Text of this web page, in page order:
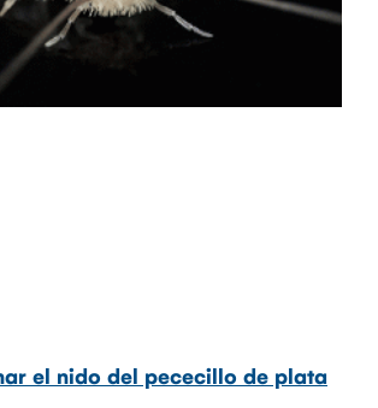
el nido del pececillo de plata